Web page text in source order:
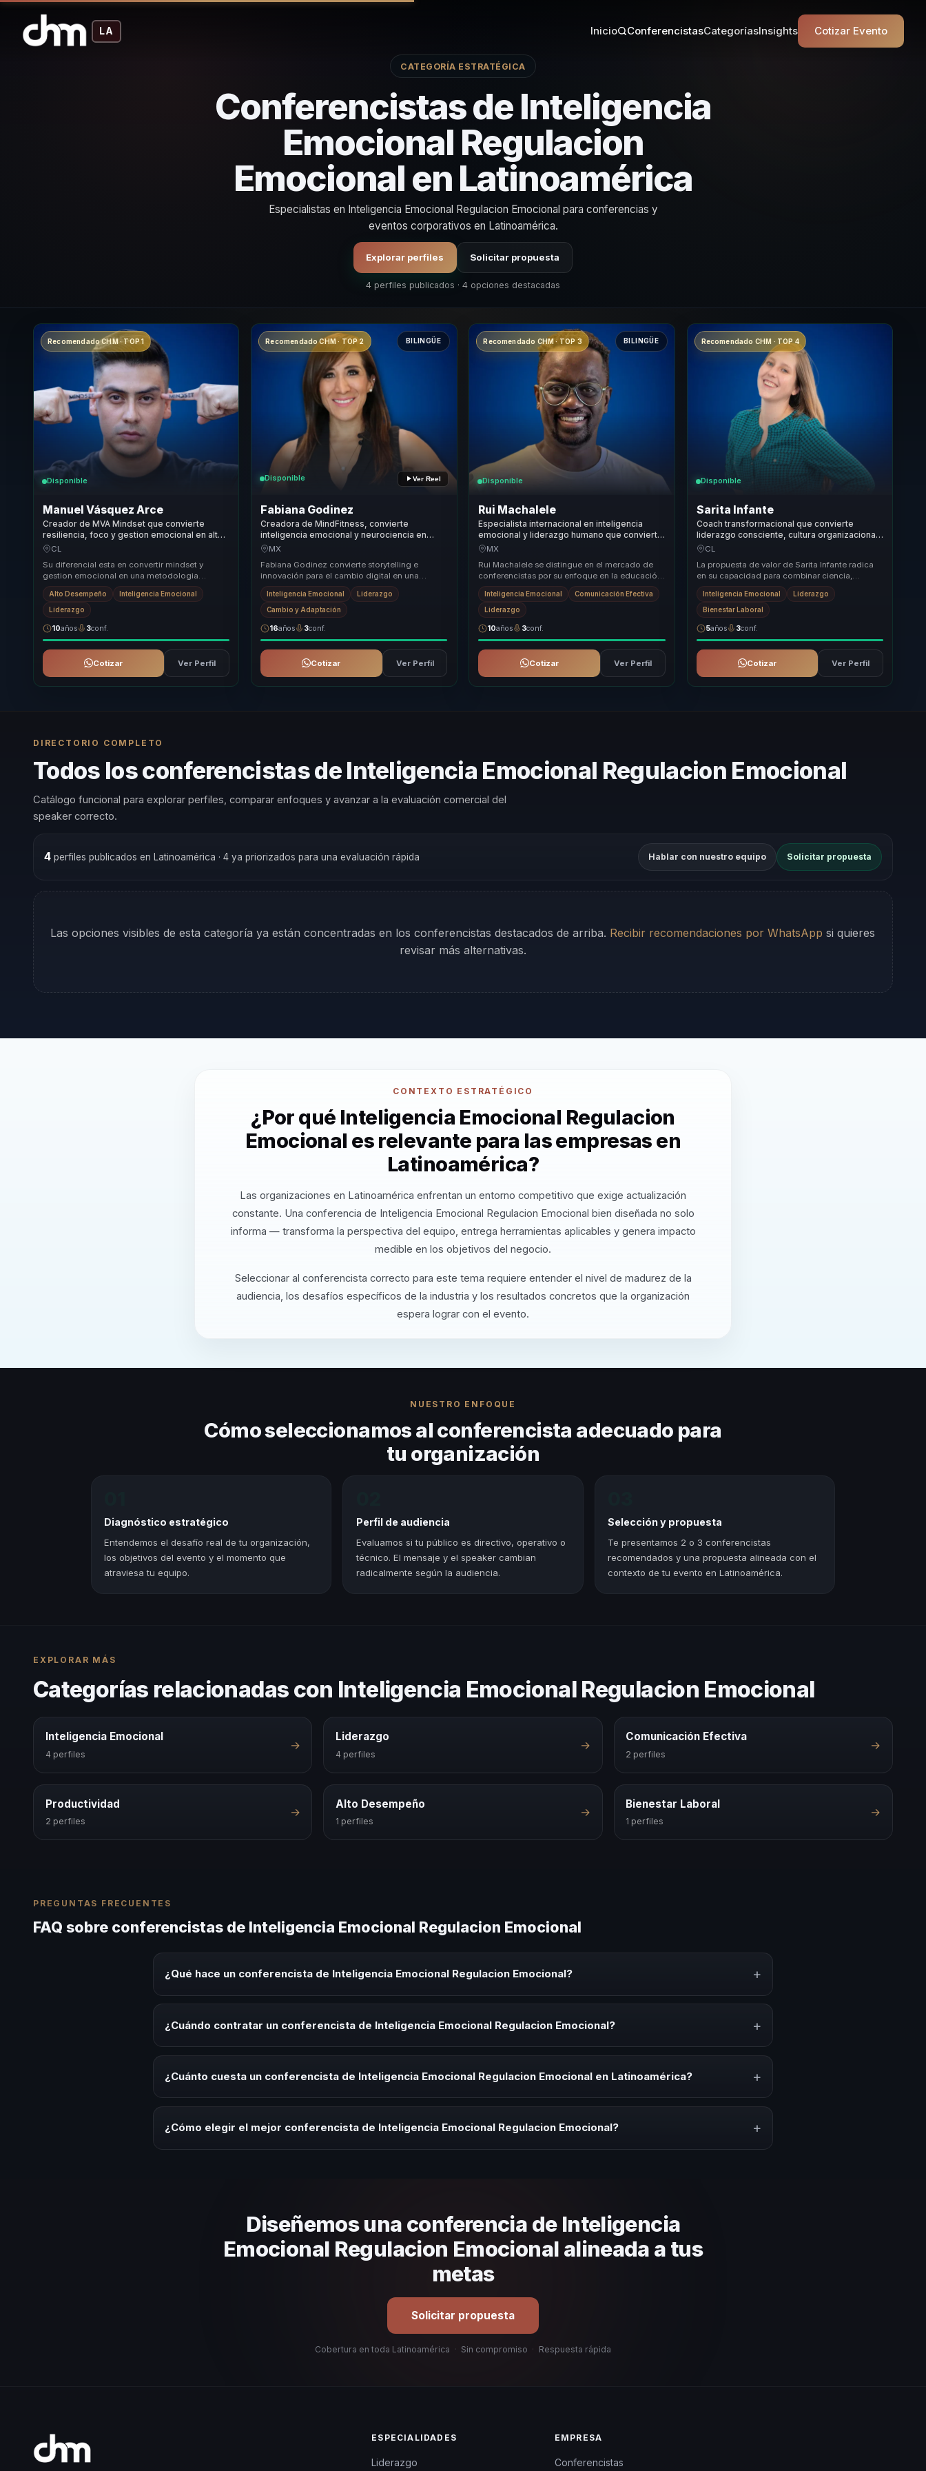
LA Inicio ConferencistasCategoríasInsights Cotizar Evento
CATEGORÍA ESTRATÉGICA
Conferencistas de Inteligencia
Emocional Regulacion
Emocional en Latinoamérica
Especialistas en Inteligencia Emocional Regulacion Emocional para conferencias y
eventos corporativos en Latinoamérica.
Explorar perfiles Solicitar propuesta
4 perfiles publicados · 4 opciones destacadas
Recomendado CHM · TOP 1
Disponible
Manuel Vásquez Arce
Creador de MVA Mindset que convierte
resiliencia, foco y gestion emocional en alto
rendimiento para lideres y equipos
CL
Su diferencial esta en convertir mindset y
gestion emocional en una metodologia
accionable para negocio. No se queda en
inspiracion: llev...
Alto Desempeño Inteligencia Emocional
Liderazgo
10años 3conf.
Cotizar Ver Perfil
Recomendado CHM · TOP 2 BILINGÜE
Disponible Ver Reel
Fabiana Godinez
Creadora de MindFitness, convierte
inteligencia emocional y neurociencia en
bienestar y productividad para lideres y
MX
Fabiana Godinez convierte storytelling e
innovación para el cambio digital en una
conversación útil para equipos directivos y
organizacio...
Inteligencia Emocional Liderazgo
Cambio y Adaptación
16años 3conf.
Cotizar Ver Perfil
Recomendado CHM · TOP 3 BILINGÜE
Disponible
Rui Machalele
Especialista internacional en inteligencia
emocional y liderazgo humano que convierte
comunicacion efectiva en resiliencia para
MX
Rui Machalele se distingue en el mercado de
conferencistas por su enfoque en la educación
emocional y el liderazgo humanista. Su
propuest...
Inteligencia Emocional Comunicación Efectiva
Liderazgo
10años 3conf.
Cotizar Ver Perfil
Recomendado CHM · TOP 4
Disponible
Sarita Infante
Coach transformacional que convierte
liderazgo consciente, cultura organizacional
y bienestar en plenitud para equipos y
CL
La propuesta de valor de Sarita Infante radica
en su capacidad para combinar ciencia,
espiritualidad y herramientas prácticas en sus
conf...
Inteligencia Emocional Liderazgo
Bienestar Laboral
5años 3conf.
Cotizar Ver Perfil
DIRECTORIO COMPLETO
Todos los conferencistas de Inteligencia Emocional Regulacion Emocional
Catálogo funcional para explorar perfiles, comparar enfoques y avanzar a la evaluación comercial del
speaker correcto.
4perfiles publicados en Latinoamérica · 4 ya priorizados para una evaluación rápida Hablar con nuestro equipo Solicitar propuesta
Las opciones visibles de esta categoría ya están concentradas en los conferencistas destacados de arriba. Recibir recomendaciones por WhatsApp si quieres
revisar más alternativas.
CONTEXTO ESTRATÉGICO
¿Por qué Inteligencia Emocional Regulacion
Emocional es relevante para las empresas en
Latinoamérica?
Las organizaciones en Latinoamérica enfrentan un entorno competitivo que exige actualización
constante. Una conferencia de Inteligencia Emocional Regulacion Emocional bien diseñada no solo
informa — transforma la perspectiva del equipo, entrega herramientas aplicables y genera impacto
medible en los objetivos del negocio.
Seleccionar al conferencista correcto para este tema requiere entender el nivel de madurez de la
audiencia, los desafíos específicos de la industria y los resultados concretos que la organización
espera lograr con el evento.
NUESTRO ENFOQUE
Cómo seleccionamos al conferencista adecuado para
tu organización
Diagnóstico estratégico
Entendemos el desafío real de tu organización,
los objetivos del evento y el momento que
atraviesa tu equipo.
Perfil de audiencia
Evaluamos si tu público es directivo, operativo o
técnico. El mensaje y el speaker cambian
radicalmente según la audiencia.
Selección y propuesta
Te presentamos 2 o 3 conferencistas
recomendados y una propuesta alineada con el
contexto de tu evento en Latinoamérica.
EXPLORAR MÁS
Categorías relacionadas con Inteligencia Emocional Regulacion Emocional
Inteligencia Emocional
4 perfiles
→
Liderazgo
4 perfiles
→
Comunicación Efectiva
2 perfiles
→
Productividad
2 perfiles
→
Alto Desempeño
1 perfiles
→
Bienestar Laboral
1 perfiles
→
PREGUNTAS FRECUENTES
FAQ sobre conferencistas de Inteligencia Emocional Regulacion Emocional
¿Qué hace un conferencista de Inteligencia Emocional Regulacion Emocional? +
herramientas aplicables para la audiencia.
¿Cuándo contratar un conferencista de Inteligencia Emocional Regulacion Emocional? +
¿Cuánto cuesta un conferencista de Inteligencia Emocional Regulacion Emocional en Latinoamérica? +
¿Cómo elegir el mejor conferencista de Inteligencia Emocional Regulacion Emocional? +
Diseñemos una conferencia de Inteligencia
Emocional Regulacion Emocional alineada a tus
metas
Solicitar propuesta
Cobertura en toda Latinoamérica · Sin compromiso · Respuesta rápida
ESPECIALIDADES
Liderazgo
EMPRESA
Conferencistas